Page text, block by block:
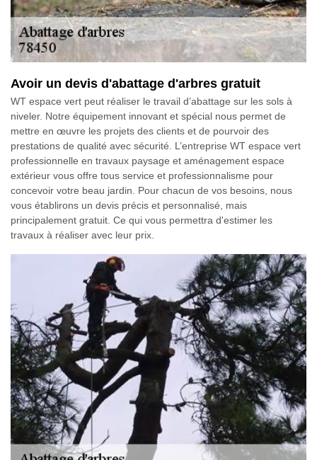
Avoir un devis d'abattage d'arbres gratuit
WT espace vert peut réaliser le travail d’abattage sur les sols à
niveler. Notre équipement innovant et spécial nous permet de
mettre en œuvre les projets des clients et de pourvoir des
prestations de qualité avec sécurité. L’entreprise WT espace vert
professionnelle en travaux paysage et aménagement espace
extérieur vous offre tous service et professionnalisme pour
concevoir votre beau jardin. Pour chacun de vos besoins, nous
vous établirons un devis précis et personnalisé, mais
principalement gratuit. Ce qui vous permettra d'estimer les
travaux à réaliser avec leur prix.